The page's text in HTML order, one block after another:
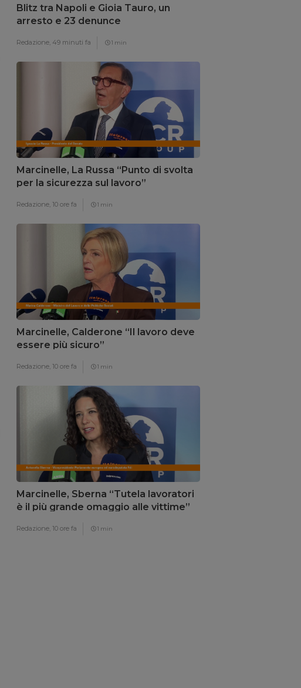
Blitz tra Napoli e Gioia Tauro, un
arresto e 23 denunce
Redazione, 49 minuti fa 1 min
Marcinelle, La Russa “Punto di svolta
per la sicurezza sul lavoro”
Redazione, 10 ore fa 1 min
Marcinelle, Calderone “Il lavoro deve
essere più sicuro”
Redazione, 10 ore fa 1 min
Marcinelle, Sberna “Tutela lavoratori
è il più grande omaggio alle vittime”
Redazione, 10 ore fa 1 min